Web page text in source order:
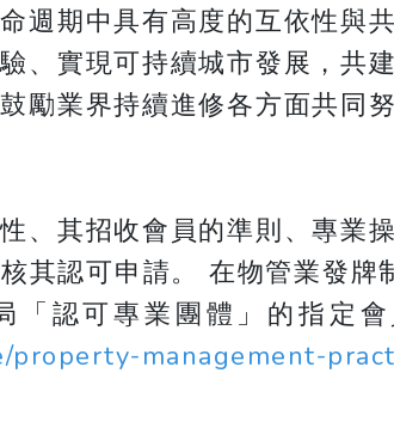
週期中具有高度的互依性與
、實現可持續城市發展，共
勵業界持續進修各方面共同
、其招收會員的準則、專業
其認可申請。 在物管業發
認可專業團體」的指定
management-